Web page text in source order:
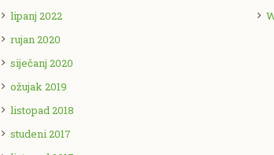
lipanj 2022
rujan 2020
siječanj 2020
ožujak 2019
listopad 2018
studeni 2017